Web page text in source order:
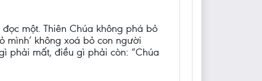
một. Thiên Chúa không phá bỏ
không xoá bỏ con người
phải mất, điều gì phải còn: “Chúa